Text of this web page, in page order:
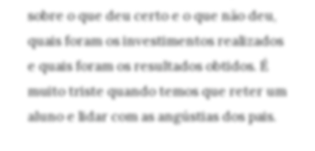
sobre o que deu certo e o que não deu,
quais foram os investimentos realizados
e quais foram os resultados obtidos. É
muito triste quando temos que reter um
aluno e lidar com as angústias dos pais.